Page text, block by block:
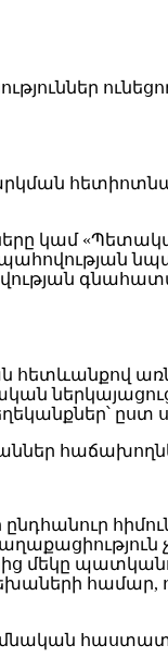
կամ
հետևանքով
ըստ
մեկը
համար,